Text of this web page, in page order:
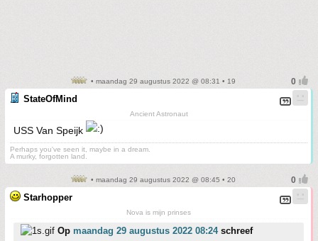
• maandag 29 augustus 2022 @ 08:31 • 19
StateOfMind
Ancient Astronaut
USS Van Speijk
Perhaps you've seen it, maybe in a dream.
A murky, forgotten land.
• maandag 29 augustus 2022 @ 08:45 • 20
Starhopper
Nova is mijn prinses
Op maandag 29 augustus 2022 08:24schreef